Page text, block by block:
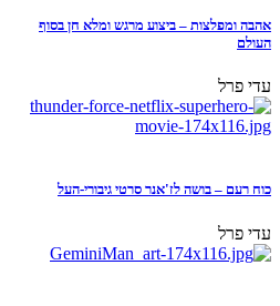
אהבה ומפלצות – ביצוע מרגש ומלא חן בסוף
העולם
עדי פרל
כוח רעם – בושה לז'אנר סרטי גיבורי-העל
עדי פרל